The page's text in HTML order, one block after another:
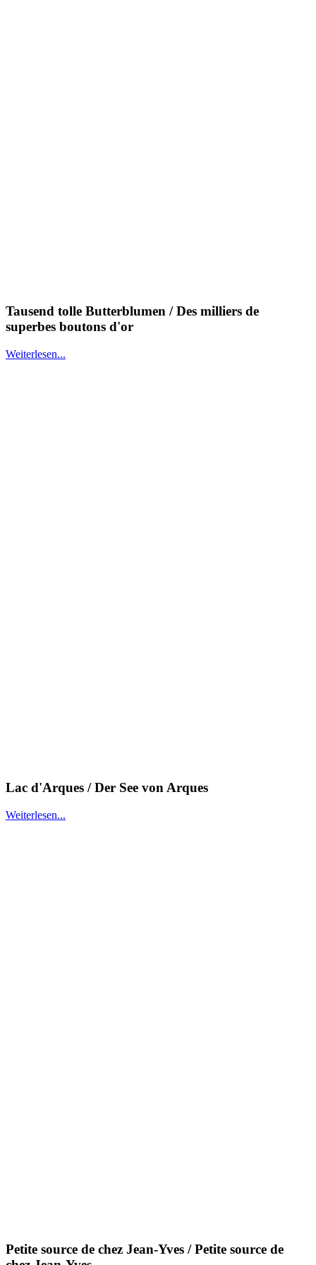
Tausend tolle Butterblumen / Des milliers de
superbes boutons d'or
Weiterlesen...
Lac d'Arques / Der See von Arques
Weiterlesen...
Petite source de chez Jean-Yves / Petite source de